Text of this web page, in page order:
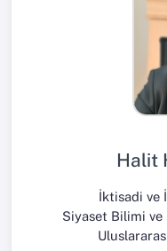
Halit
İktisadi ve
Siyaset Bilimi ve